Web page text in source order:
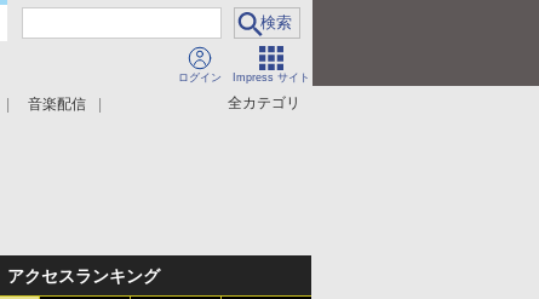
ログイン Impress サイト
全カテゴリ
音楽配信
アクセスランキング